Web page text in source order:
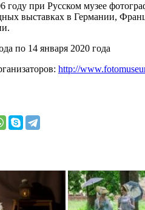
году при Русском музее
выставках в Германии,
по 14 января 2020 года
http://